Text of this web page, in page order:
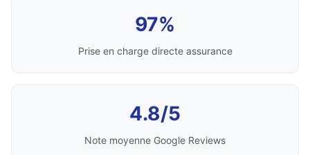
97%
Prise en charge directe assurance
4.8/5
Note moyenne Google Reviews